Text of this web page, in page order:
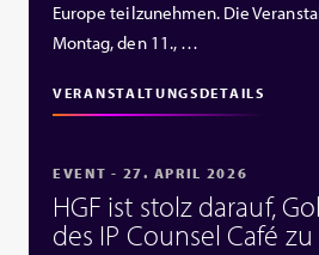
Europe teilzunehmen. Die
Montag, den 11., …
VERANSTALTUNGSDETAILS
EVENT - 27. APRIL 2026
HGF ist stolz darauf,
des IP Counsel Café zu